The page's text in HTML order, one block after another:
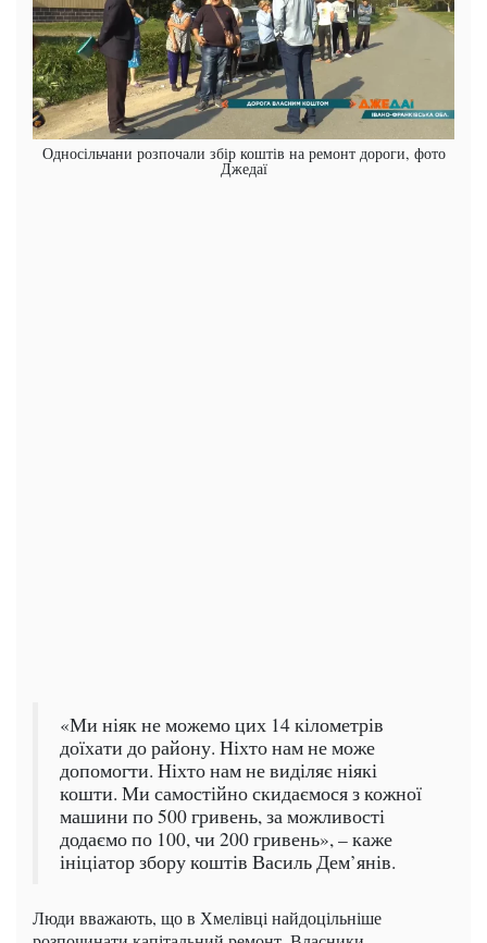
Односільчани розпочали збір коштів на ремонт дороги, фото
Джедаї
«Ми ніяк не можемо цих 14 кілометрів
доїхати до району. Ніхто нам не може
допомогти. Ніхто нам не виділяє ніякі
кошти. Ми самостійно скидаємося з кожної
машини по 500 гривень, за можливості
додаємо по 100, чи 200 гривень», – каже
ініціатор збору коштів Василь Дем’янів.
Люди вважають, що в Хмелівці найдоцільніше